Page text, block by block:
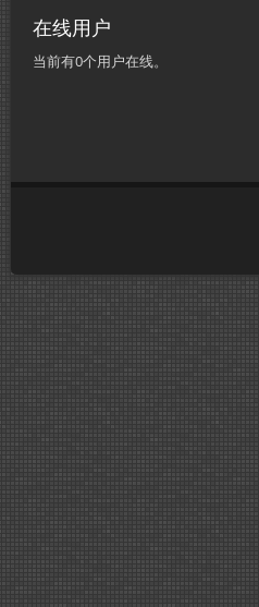
在线用户
当前有0个用户在线。